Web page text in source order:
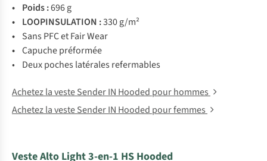
• Poids :696 g
• LOOPINSULATION :330 g/m²
• Sans PFC et Fair Wear
• Capuche préformée
• Deux poches latérales refermables
Achetez la veste Sender IN Hooded pour hommes
Achetez la veste Sender IN Hooded pour femmes
Veste Alto Light 3-en-1 HS Hooded